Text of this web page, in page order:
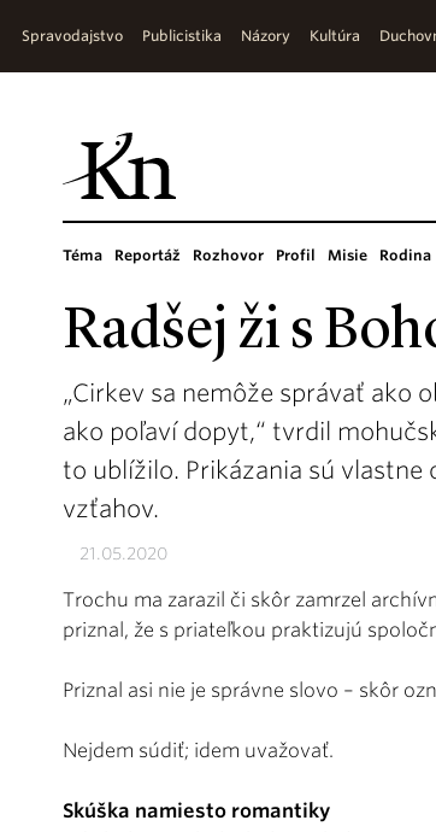
Spravodajstvo Publicistika Názory Kultúra
Téma Reportáž Rozhovor Profil Misie Rodina
Radšej ži s
„Cirkev sa nemôže správať ako
ako poľaví dopyt,“ tvrdil
to ublížilo. Prikázania sú vlastne
vzťahov.
21.05.2020
Trochu ma zarazil či skôr zamrzel
priznal, že s priateľkou praktizujú
Priznal asi nie je správne slovo – skôr
Nejdem súdiť; idem uvažovať.
Skúška namiesto romantiky